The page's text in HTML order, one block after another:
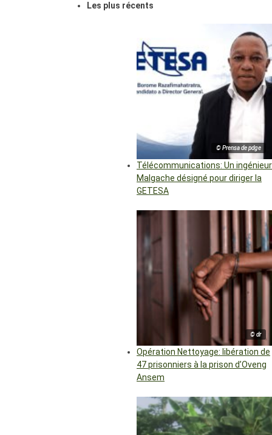
Les plus récents
© Prensa de pdge
Télécommunications: Un ingénieur
Malgache désigné pour diriger la
GETESA
© dr
Opération Nettoyage: libération de
47 prisonniers à la prison d’Oveng
Ansem